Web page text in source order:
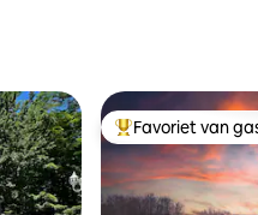
Topfavoriet van
Favoriet van